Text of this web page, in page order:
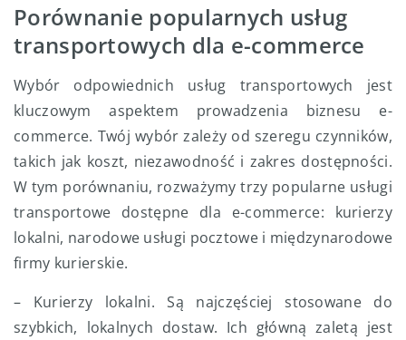
Porównanie popularnych usług
transportowych dla e-commerce
Wybór odpowiednich usług transportowych jest
kluczowym aspektem prowadzenia biznesu e-
commerce. Twój wybór zależy od szeregu czynników,
takich jak koszt, niezawodność i zakres dostępności.
W tym porównaniu, rozważymy trzy popularne usługi
transportowe dostępne dla e-commerce: kurierzy
lokalni, narodowe usługi pocztowe i międzynarodowe
firmy kurierskie.
– Kurierzy lokalni. Są najczęściej stosowane do
szybkich, lokalnych dostaw. Ich główną zaletą jest